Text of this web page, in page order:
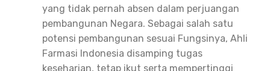
yang tidak pernah absen dalam perjuangan
pembangunan Negara. Sebagai salah satu
potensi pembangunan sesuai Fungsinya, Ahli
Farmasi Indonesia disamping tugas
keseharian, tetap ikut serta mempertinggi